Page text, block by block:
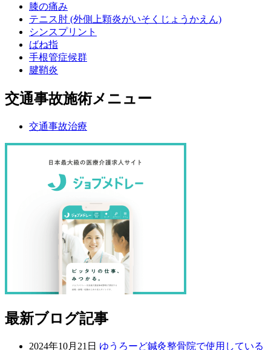
膝の痛み
テニス肘 (外側上顆炎がいそくじょうかえん)
シンスプリント
ばね指
手根管症候群
腱鞘炎
交通事故施術メニュー
交通事故治療
最新ブログ記事
2024年10月21日 ゆうろーど鍼灸整骨院で使用している